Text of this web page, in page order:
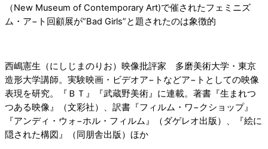
（New Museum of Contemporary Art)で催されたフェミニズ
ム・ア−ト回顧展が”Bad Girls”と題されたのは象徴的
西嶋憲生（にしじまのりお）映像批評家 多磨美術大学・東京
造形大学講師。実験映画・ビデオア−トなどア−トとしての映像
表現を研究。『ＢＴ』『武蔵野美術』に連載。著書『生まれつ
つある映像』（文彩社）、訳書『フィルム・ワ−クショップ』
『アンディ・ウォ−ホル・フィルム』（ダゲレオ出版）、『絵に
隠された構図』（同朋舎出版）ほか